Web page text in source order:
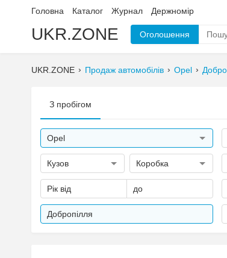
Головна Каталог Журнал Держномір
UKR.ZONE Оголошення
UKR.ZONE Продаж автомобілів Opel
З пробігом
Opel
Кузов Коробка
Рік від до
Добропілля